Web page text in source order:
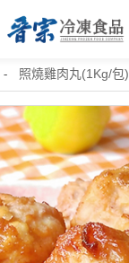
- 照燒雞肉丸(1Kg/包)